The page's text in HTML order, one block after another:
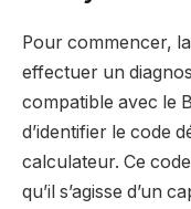
Pour commencer,
effectuer un
compatible avec le
d’identifier le code
calculateur. Ce
qu’il s’agisse d’un